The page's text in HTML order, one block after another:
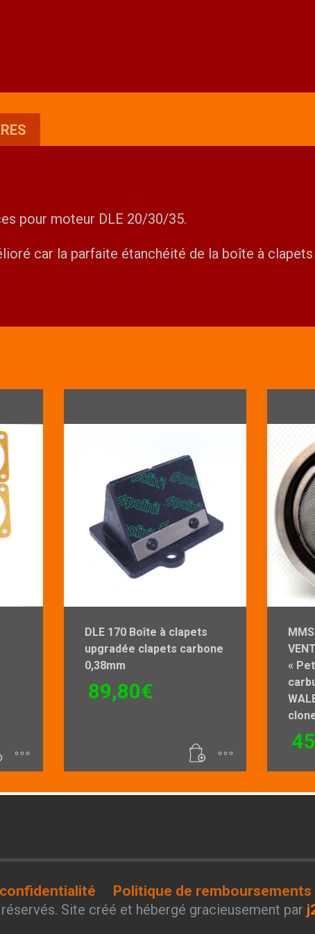
pour moteur DLE 20/30/35.
car la parfaite étanchéité de la boîte à
DLE 170 Boîte à clapets
upgradée clapets carbone
0,38mm
89,80€
«
Politique de
Site créé et hébergé gracieusement par